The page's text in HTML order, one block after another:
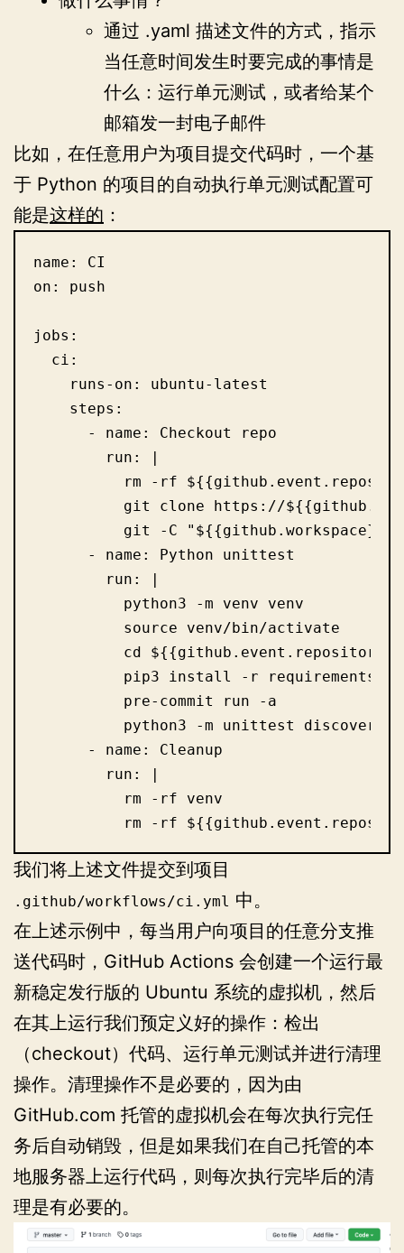
通过 .yaml 描述文件的方式，指示
当任意时间发生时要完成的事情是
什么：运行单元测试，或者给某个
邮箱发一封电子邮件
比如，在任意用户为项目提交代码时，一个基
于 Python 的项目的自动执行单元测试配置可
能是这样的 ：
name: CI
on: push
jobs:
  ci:
    runs-on: ubuntu-latest
    steps:
      - name: Checkout repo
        run: |
rm -rf
git clone https://
git -C
      - name: Python unittest
        run: |
          python3 -m venv venv
          source venv/bin/activate
cd
pip3 install -r
          pre-commit run -a
          python3 -m unittest discover -v
      - name: Cleanup
        run: |
          rm -rf venv
rm -rf
我们将上述文件提交到项目
.github/workflows/ci.yml 中。
在上述示例中，每当用户向项目的任意分支推
送代码时，GitHub Actions 会创建一个运行最
新稳定发行版的 Ubuntu 系统的虚拟机，然后
在其上运行我们预定义好的操作：检出
（checkout）代码、运行单元测试并进行清理
操作。清理操作不是必要的，因为由
GitHub.com 托管的虚拟机会在每次执行完任
务后自动销毁，但是如果我们在自己托管的本
地服务器上运行代码，则每次执行完毕后的清
理是有必要的。